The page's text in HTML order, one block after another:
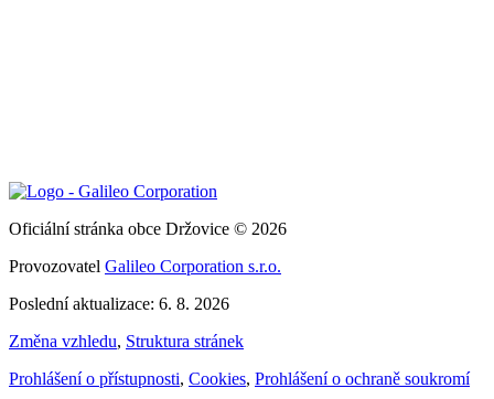
Oficiální stránka obce Držovice © 2026
Provozovatel Galileo Corporation s.r.o.
Poslední aktualizace: 6. 8. 2026
Změna vzhledu, Struktura stránek
Prohlášení o přístupnosti, Cookies, Prohlášení o ochraně soukromí